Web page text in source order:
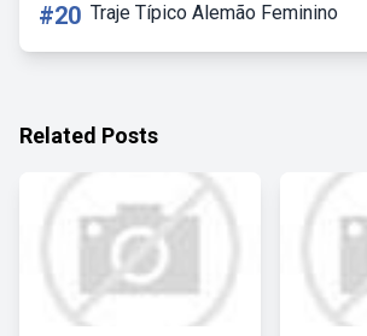
#20 Traje Típico Alemão Feminino
Related Posts